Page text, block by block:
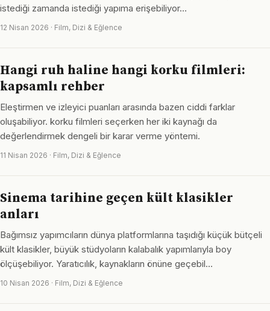
istediği zamanda istediği yapıma erişebiliyor…
12 Nisan 2026 · Film, Dizi & Eğlence
Hangi ruh haline hangi korku filmleri:
kapsamlı rehber
Eleştirmen ve izleyici puanları arasında bazen ciddi farklar
oluşabiliyor. korku filmleri seçerken her iki kaynağı da
değerlendirmek dengeli bir karar verme yöntemi.
11 Nisan 2026 · Film, Dizi & Eğlence
Sinema tarihine geçen kült klasikler
anları
Bağımsız yapımcıların dünya platformlarına taşıdığı küçük bütçeli
kült klasikler, büyük stüdyoların kalabalık yapımlarıyla boy
ölçüşebiliyor. Yaratıcılık, kaynakların önüne geçebil…
10 Nisan 2026 · Film, Dizi & Eğlence